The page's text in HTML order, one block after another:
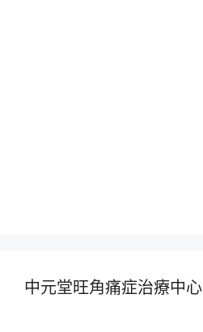
中元堂旺角痛症治療中心